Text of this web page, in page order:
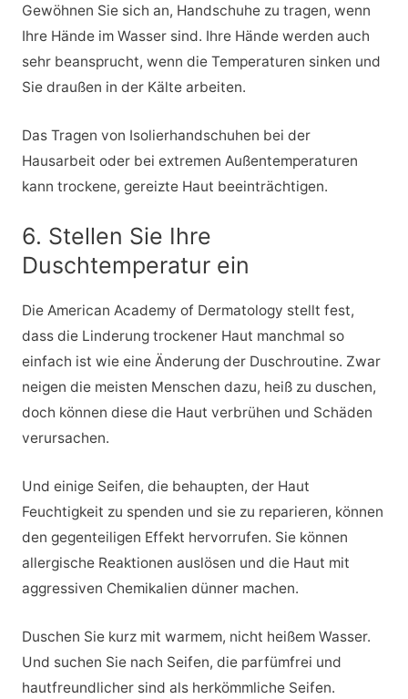
Gewöhnen Sie sich an, Handschuhe zu tragen, wenn
Ihre Hände im Wasser sind. Ihre Hände werden auch
sehr beansprucht, wenn die Temperaturen sinken und
Sie draußen in der Kälte arbeiten.
Das Tragen von Isolierhandschuhen bei der
Hausarbeit oder bei extremen Außentemperaturen
kann trockene, gereizte Haut beeinträchtigen.
6. Stellen Sie Ihre
Duschtemperatur ein
Die American Academy of Dermatology stellt fest,
dass die Linderung trockener Haut manchmal so
einfach ist wie eine Änderung der Duschroutine. Zwar
neigen die meisten Menschen dazu, heiß zu duschen,
doch können diese die Haut verbrühen und Schäden
verursachen.
Und einige Seifen, die behaupten, der Haut
Feuchtigkeit zu spenden und sie zu reparieren, können
den gegenteiligen Effekt hervorrufen. Sie können
allergische Reaktionen auslösen und die Haut mit
aggressiven Chemikalien dünner machen.
Duschen Sie kurz mit warmem, nicht heißem Wasser.
Und suchen Sie nach Seifen, die parfümfrei und
hautfreundlicher sind als herkömmliche Seifen.